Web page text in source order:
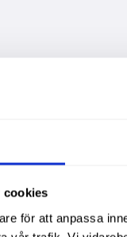
cookies
för att anpassa